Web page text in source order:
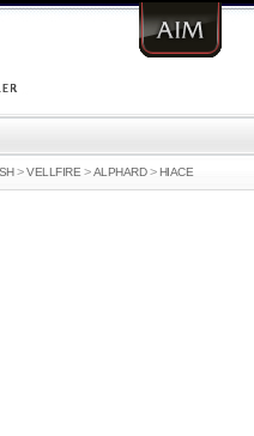
>VELLFIRE >ALPHARD >HIACE